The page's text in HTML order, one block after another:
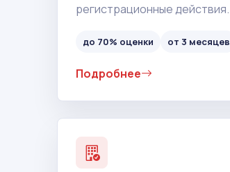
регистрационные действия.
до 70% оценки от 3 месяцев
Подробнее